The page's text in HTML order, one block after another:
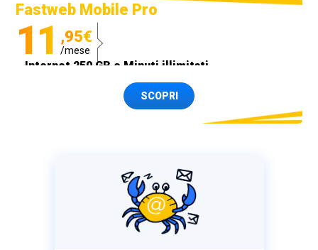
Fastweb Mobile Pro
11 ,95€
/mese
Internet 250 GB e Minuti illimitati
Spedizione SIM GRATISSCOPRI